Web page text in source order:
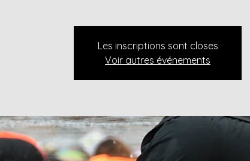
Les inscriptions sont closes
Voir autres événements